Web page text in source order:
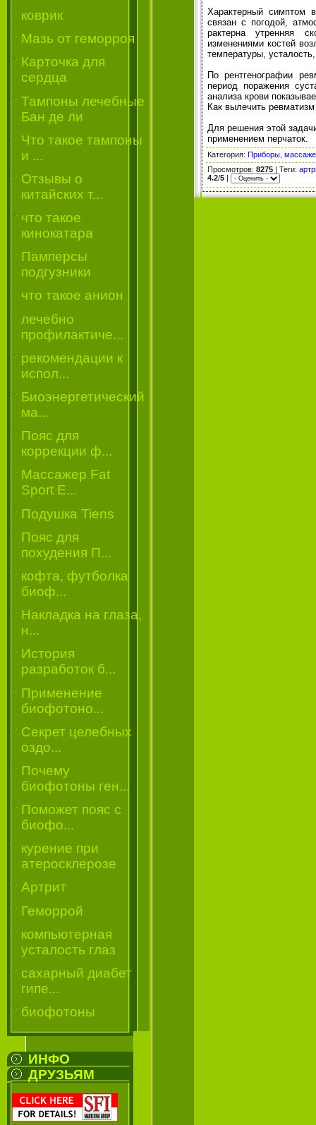
коврик
Мазь от геморроя
Карточка для
сердца
Тампоны лечебные
Бан де ли
Что такое тампоны
и ...
Отзывы о
китайских т...
что такое
кинокатара
Памперсы
подгузники
что такое анион
лечебно
профилактиче...
рекомендации к
испол...
Биоэнергетический
ма...
Пояс для
коррекции ф...
Массажер Fat
Sport E...
Подушка Tiens
Пояс для
похудения П...
кофта, футболка
биоф...
Накладка на глаза,
н...
История
разработок б...
Применение
биофотоно...
Секрет целебных
оздо...
Почему
биофотоны ген...
Поможет пояс с
биофо...
курение при
атеросклерозе
Артрит
Геморрой
компьютерная
усталость глаз
сахарный диабет
гипе...
биофотоны
ИНФО
ДРУЗЬЯМ
Характерный симптом
связан с погодой,
рактерна утренняя
изменениями костей
температуры,
По рентгенографии
период поражения
анализа крови
Как вылечить
Для решения этой
применением перчаток.
Категория: Приборы,
Просмотров: 8275 | Теги:
4.2/5 |